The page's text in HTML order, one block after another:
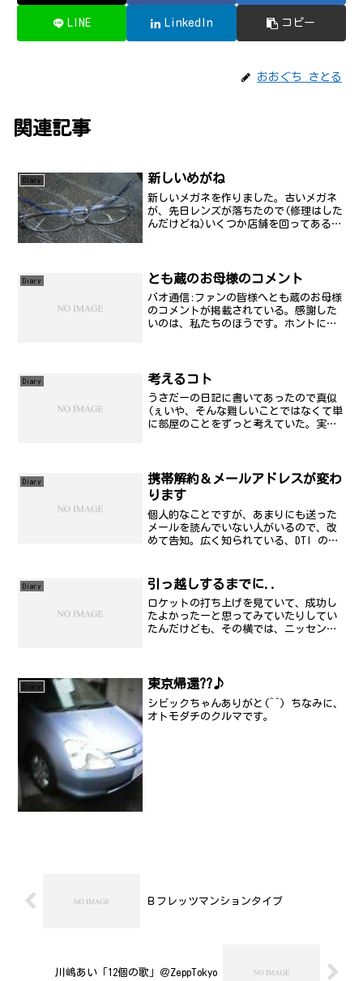
LINE LinkedIn コピー
おおぐち さとる
関連記事
Diary 新しいめがね
新しいメガネを作りました。古いメガネ
が、先日レンズが落ちたので(修理はした
んだけどね)いくつか店舗を回ってある程
くて視力が変わってい...
Diary とも蔵のお母様のコメント
バオ通信:ファンの皆様へとも蔵のお母様
のコメントが掲載されている。感謝した
いのは、私たちのほうです。ホントに。
上とも子の死去に際し、...
Diary 考えるコト
うさだーの日記に書いてあったので真似
(ぇいや、そんな難しいことではなくて単
に部屋のことをずっと考えていた。実は
で出せばいんだけど、量...
Diary
携帯解約＆メールアドレスが変わ
ります
個人的なことですが、あまりにも送った
メールを読んでいない人がいるので、改
めて告知。広く知られている、DTI の
す。全てエラーメールとして帰るように
処理...
Diary 引っ越しするまでに..
ロケットの打ち上げを見ていて、成功し
たよかったーと思ってみていたりしてい
たんだけども、その横では、ニッセンの
Diary 東京帰還??♪
シビックちゃんありがと(^^) ちなみに、
オトモダチのクルマです。
Ｂフレッツマンションタイプ
川嶋あい「12個の歌」＠ZeppTokyo